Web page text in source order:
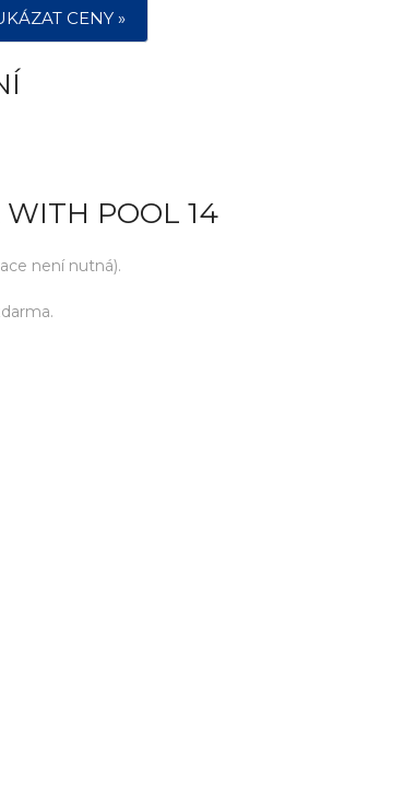
CENY »
POOL 14
není nutná).